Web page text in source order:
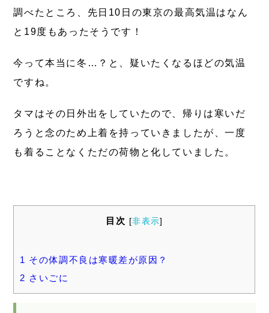
調べたところ、先日10日の東京の最高気温はなん
と19度もあったそうです！
今って本当に冬…？と、疑いたくなるほどの気温
ですね。
タマはその日外出をしていたので、帰りは寒いだ
ろうと念のため上着を持っていきましたが、一度
も着ることなくただの荷物と化していました。
目次 [非表示]
1 その体調不良は寒暖差が原因？
2 さいごに